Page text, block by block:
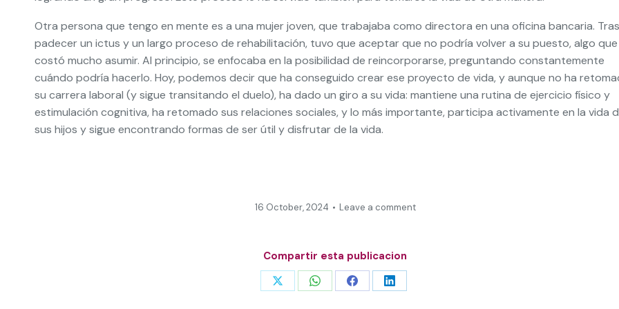
Otra persona que tengo en mente es a una mujer joven, que trabajaba como directora en una oficina bancaria. Tras
padecer un ictus y un largo proceso de rehabilitación, tuvo que aceptar que no podría volver a su puesto, algo que
costó mucho asumir. Al principio, se enfocaba en la posibilidad de reincorporarse, preguntando constantemente
cuándo podría hacerlo. Hoy, podemos decir que ha conseguido crear ese proyecto de vida, y aunque no ha
su carrera laboral (y sigue transitando el duelo), ha dado un giro a su vida: mantiene una rutina de ejercicio físico y
estimulación cognitiva, ha retomado sus relaciones sociales, y lo más importante, participa activamente en la vida
sus hijos y sigue encontrando formas de ser útil y disfrutar de la vida.
16 October, 2024 Leave a comment
Compartir esta publicacion
Share Share Share Share